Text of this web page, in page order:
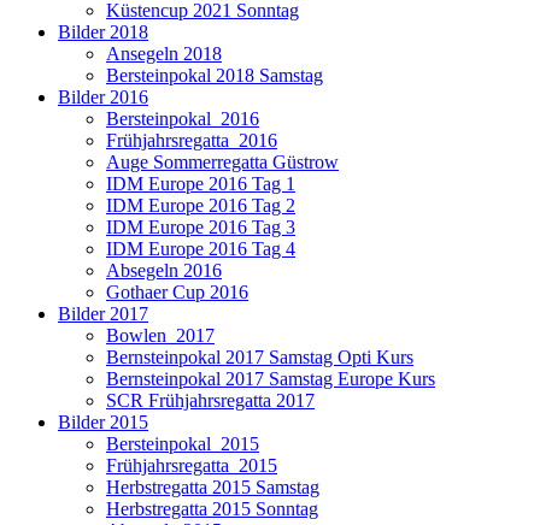
Küstencup 2021 Sonntag
Bilder 2018
Ansegeln 2018
Bersteinpokal 2018 Samstag
Bilder 2016
Bersteinpokal_2016
Frühjahrsregatta_2016
Auge Sommerregatta Güstrow
IDM Europe 2016 Tag 1
IDM Europe 2016 Tag 2
IDM Europe 2016 Tag 3
IDM Europe 2016 Tag 4
Absegeln 2016
Gothaer Cup 2016
Bilder 2017
Bowlen_2017
Bernsteinpokal 2017 Samstag Opti Kurs
Bernsteinpokal 2017 Samstag Europe Kurs
SCR Frühjahrsregatta 2017
Bilder 2015
Bersteinpokal_2015
Frühjahrsregatta_2015
Herbstregatta 2015 Samstag
Herbstregatta 2015 Sonntag